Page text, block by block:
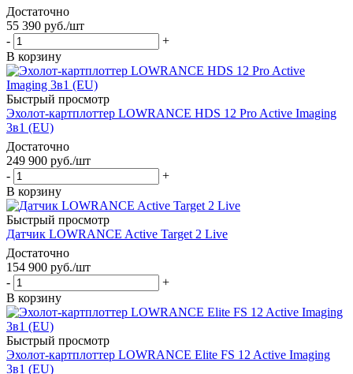
Достаточно
55 390 руб./шт
-
+
В корзину
Быстрый просмотр
Эхолот-картплоттер LOWRANCE HDS 12 Pro Active Imaging
3в1 (EU)
Достаточно
249 900 руб./шт
-
+
В корзину
Быстрый просмотр
Датчик LOWRANCE Active Target 2 Live
Достаточно
154 900 руб./шт
-
+
В корзину
Быстрый просмотр
Эхолот-картплоттер LOWRANCE Elite FS 12 Active Imaging
3в1 (EU)